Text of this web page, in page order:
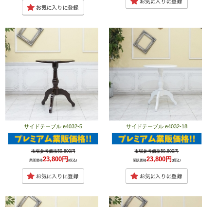
サイドテーブル e4032-5
市場参考価格59,800円
業販価格23,800円(税込)
サイドテーブル e4032-18
市場参考価格59,800円
業販価格23,800円 (税込)